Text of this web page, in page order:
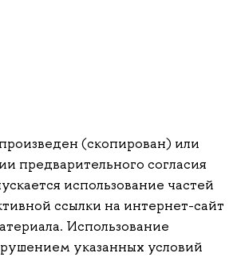
(скопирован) или
предварительного согласия
использование частей
ссылки на интернет-сайт
Использование
указанных условий